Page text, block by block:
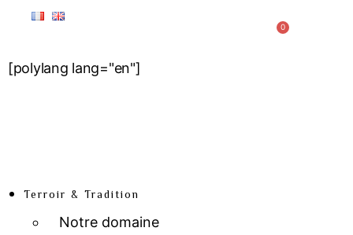
[polylang lang="en"]
0
Terroir & Tradition
Notre domaine